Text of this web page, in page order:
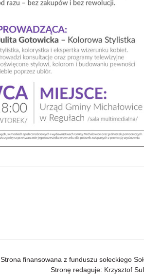
Strona finansowana z funduszu sołeckiego
Stronę redaguje: Krzysztof